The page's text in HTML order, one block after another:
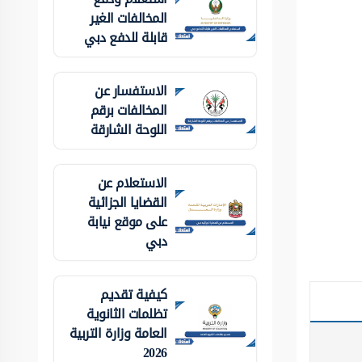
المخالفات الغير
قابلة للدفع دبي
الاستفسار عن
المخالفات برقم
اللوحة الشارقة
الاستعلام عن
القضايا الجزائية
على موقع نيابة
دبي
كيفية تقديم
تظلمات الثانوية
العامة وزارة التربية
2026